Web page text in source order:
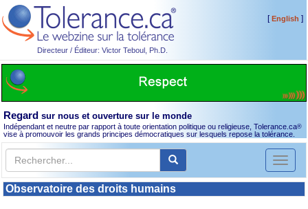
Directeur / Éditeur: Victor Teboul, Ph.D.
[English ]
Regard sur nous et ouverture sur le monde
Indépendant et neutre par rapport à toute orientation politique ou religieuse, Tolerance.ca®
vise à promouvoir les grands principes démocratiques sur lesquels repose la tolérance.
Toggle
Observatoire des droits humains